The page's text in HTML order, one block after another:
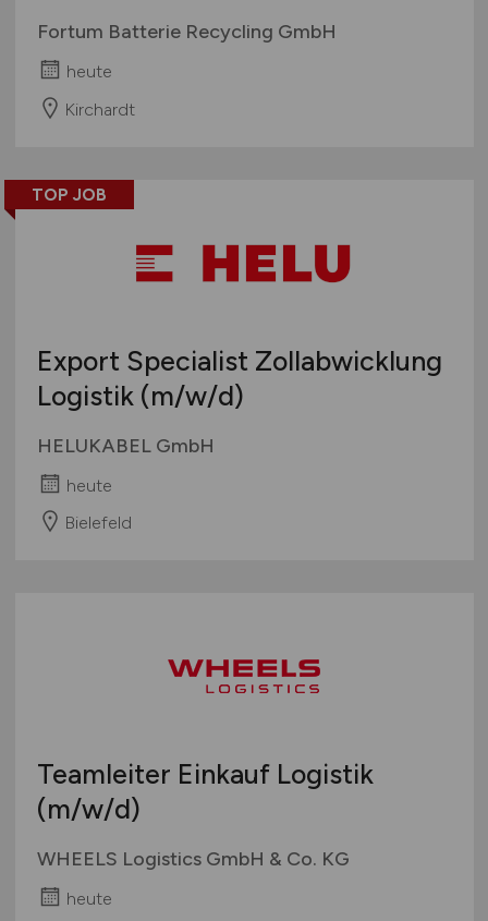
Fortum Batterie Recycling GmbH
heute
Kirchardt
TOP JOB
Export Specialist Zollabwicklung
Logistik (m/w/d)
HELUKABEL GmbH
heute
Bielefeld
Teamleiter Einkauf Logistik
(m/w/d)
WHEELS Logistics GmbH & Co. KG
heute